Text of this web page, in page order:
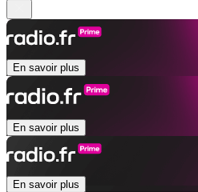
En savoir plus
En savoir plus
En savoir plus